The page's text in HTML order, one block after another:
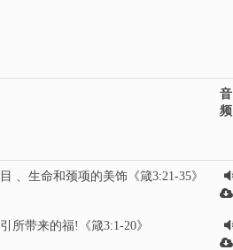
音
频
、生命和颈项的美饰《箴3:21-35》
所带来的福!《箴3:1-20》